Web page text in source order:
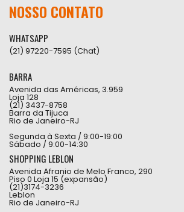
NOSSO CONTATO
WHATSAPP
(21) 97220-7595 (Chat)
BARRA
Avenida das Américas, 3.959
Loja 128
(21) 3437-8758
Barra da Tijuca
Rio de Janeiro-RJ
Segunda à Sexta / 9:00-19:00
Sábado / 9:00-14:30
SHOPPING LEBLON
Avenida Afranio de Melo Franco, 290
Piso 0 Loja 15 (expansão)
(21)3174-3236
Leblon
Rio de Janeiro-RJ